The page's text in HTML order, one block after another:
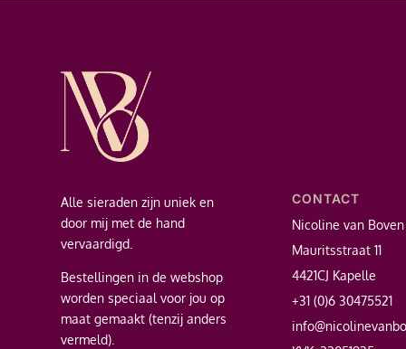
Alle sieraden zijn uniek en
door mij met de hand
vervaardigd.
Bestellingen in de webshop
worden speciaal voor jou op
maat gemaakt (tenzij anders
vermeld).
CONTACT
Nicoline van Boven
Mauritsstraat 11
4421CJ Kapelle
+31 (0)6 30475521